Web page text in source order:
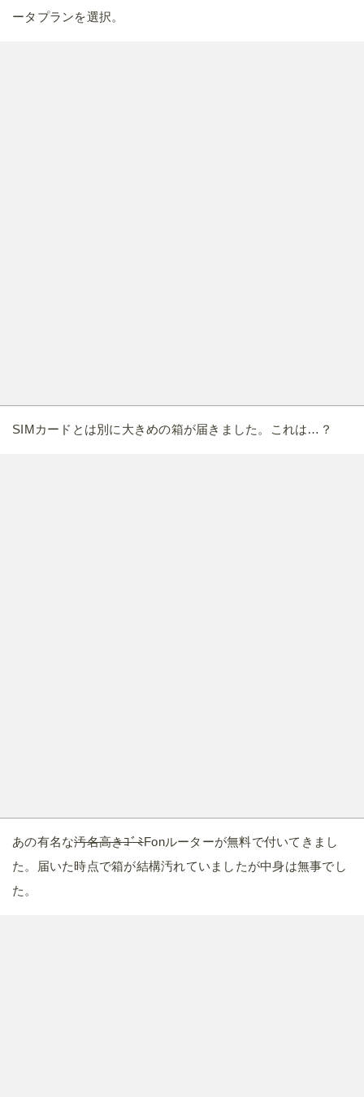
ータプランを選択。
SIMカードとは別に大きめの箱が届きました。これは…？
あの有名な汚名高きｺﾞﾐFonルーターが無料で付いてきまし
た。届いた時点で箱が結構汚れていましたが中身は無事でし
た。